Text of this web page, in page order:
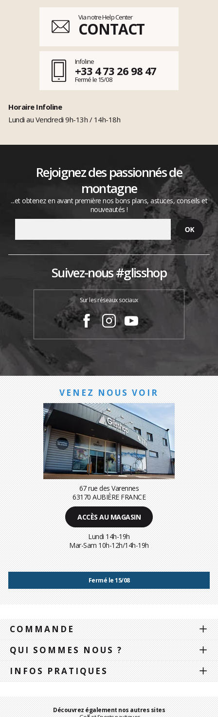
Via notre Help Center
CONTACT
Infoline
+33 4 73 26 98 47
Fermé le 15/08
Horaire Infoline
Lundi au Vendredi 9h-13h / 14h-18h
Rejoignez des passionnés de
montagne
...et obtenez en avant première nos bons plans, astuces, conseils et
nouveautés !
Suivez-nous #glisshop
Sur les réseaux sociaux
VENEZ NOUS VOIR
67 rue des Varennes
63170 AUBIÈRE FRANCE
ACCÈS AU MAGASIN
Lundi 14h-19h
Mar-Sam 10h-12h/14h-19h
Fermé le 15/08
COMMANDE
QUI SOMMES NOUS ?
INFOS PRATIQUES
Découvrez également nos autres sites